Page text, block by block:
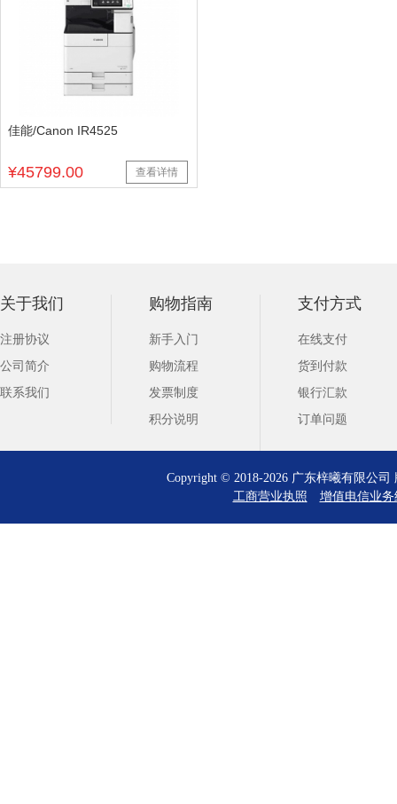
佳能/Canon IR4525
¥45799.00 查看详情
关于我们
注册协议
公司简介
联系我们
购物指南
新手入门
购物流程
发票制度
积分说明
支付方式
在线支付
货到付款
银行汇款
订单问题
Copyright © 2018-2026 广东梓曦有限公
工商营业执照
增值电信业务